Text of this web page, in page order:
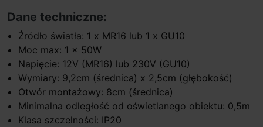
Dane techniczne:
Źródło światła: 1 x MR16 lub 1 x GU10
Moc max: 1 x 50W
Napięcie: 12V (MR16) lub 230V (GU10)
Wymiary: 9,2cm (średnica) x 2,5cm (głębokość)
Otwór montażowy: 8cm (średnica)
Minimalna odległość od oświetlanego obiektu: 0,5m
Klasa szczelności: IP20